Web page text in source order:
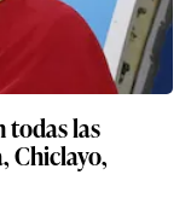
todas las
Chiclayo,